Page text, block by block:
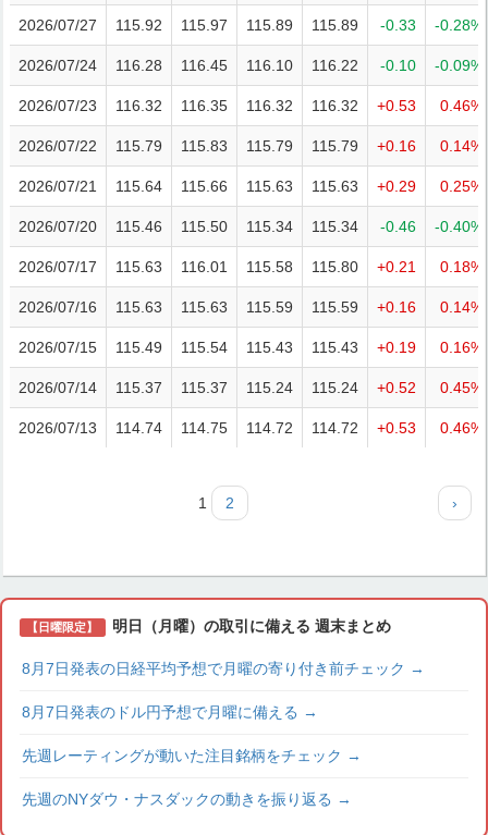
2026/07/27 115.92 115.97 115.89 115.89 -0.33 -0.28%
2026/07/24 116.28 116.45 116.10 116.22 -0.10 -0.09%
2026/07/23 116.32 116.35 116.32 116.32 +0.53 0.46%
2026/07/22 115.79 115.83 115.79 115.79 +0.16 0.14%
2026/07/21 115.64 115.66 115.63 115.63 +0.29 0.25%
2026/07/20 115.46 115.50 115.34 115.34 -0.46 -0.40%
2026/07/17 115.63 116.01 115.58 115.80 +0.21 0.18%
2026/07/16 115.63 115.63 115.59 115.59 +0.16 0.14%
2026/07/15 115.49 115.54 115.43 115.43 +0.19 0.16%
2026/07/14 115.37 115.37 115.24 115.24 +0.52 0.45%
2026/07/13 114.74 114.75 114.72 114.72 +0.53 0.46%
1 2 ›
【日曜限定】 明日（月曜）の取引に備える 週末まとめ
8月7日発表の日経平均予想で月曜の寄り付き前チェック →
8月7日発表のドル円予想で月曜に備える →
先週レーティングが動いた注目銘柄をチェック →
先週のNYダウ・ナスダックの動きを振り返る →